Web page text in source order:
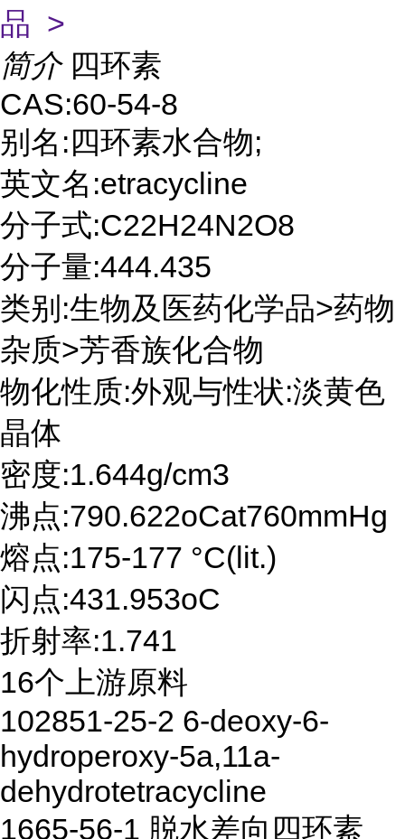
品 >
简介 四环素
CAS:60-54-8
别名:四环素水合物;
英文名:etracycline
分子式:C22H24N2O8
分子量:444.435
类别:生物及医药化学品>药物
杂质>芳香族化合物
物化性质:外观与性状:淡黄色
晶体
密度:1.644g/cm3
沸点:790.622oCat760mmHg
熔点:175-177 °C(lit.)
闪点:431.953oC
折射率:1.741
16个上游原料
102851-25-2 6-deoxy-6-
hydroperoxy-5a,11a-
dehydrotetracycline
1665-56-1 脱水差向四环素